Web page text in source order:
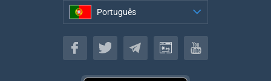
Português
Português